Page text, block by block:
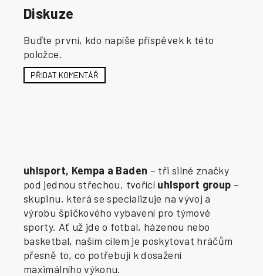
Diskuze
Buďte první, kdo napíše příspěvek k této
položce.
PŘIDAT KOMENTÁŘ
uhlsport, Kempa a Baden – tři silné značky
pod jednou střechou, tvořící uhlsport group –
skupinu, která se specializuje na vývoj a
výrobu špičkového vybavení pro týmové
sporty. Ať už jde o fotbal, házenou nebo
basketbal, naším cílem je poskytovat hráčům
přesně to, co potřebují k dosažení
maximálního výkonu.